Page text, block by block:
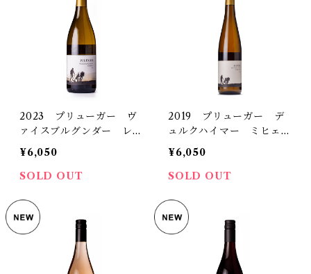
2023 プリューガー ヴ
ァイスブルグンダー レゼ
ルヴ トロッケン
¥6,050
SOLD OUT
2019 プリューガー デ
ュルクハイマー ミヒェル
スベルク リースリング
トロッケン
¥6,050
SOLD OUT